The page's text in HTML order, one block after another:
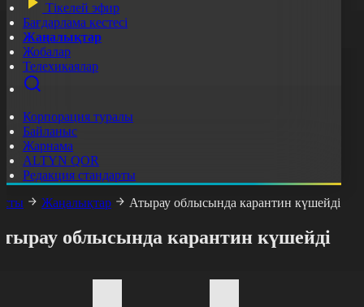
Тікелей эфир
Бағдарлама кестесі
Жаңалықтар
Жобалар
Телехикаялар
Корпорация туралы
Байланыс
Жарнама
ALTYN QOR
Редакция стандарты
Жаңалықтар Атырау облысында карантин күшейді
облысында карантин күшейді